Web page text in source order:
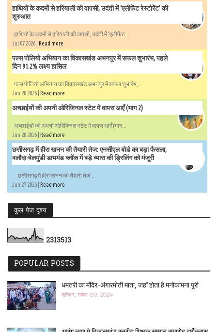
हाथियों के कदमों से हरियाली की वापसी, उदंती में ‘एलीफेंट रेस्टोरेंट’ की
शुरुआत
हाथियों के कदमों से हरियाली की वापसी, उदंती में ‘एलीफेंट...
Jul 07 2026 | Read more
पल्स पोलियो अभियान का विकासखंड अभनपुर में सफल शुभारंभ, पहले
दिन 91.2% लक्ष्य हासिल
पल्स पोलियो अभियान का विकासखंड अभनपुर में सफल शुभारंभ,...
Jun 28 2026 | Read more
अच्छाईयों की अपनी ओरिजिनल स्टेट में वापस आएँ (भाग 2)
अच्छाईयों की अपनी ओरिजिनल स्टेट में वापस आएँ (भाग...
Jun 28 2026 | Read more
छत्तीसगढ़ में हीरा खनन की तैयारी तेज: एनसीएल बोर्ड का बड़ा फैसला,
बलौदा-बेलमुंडी डायमंड ब्लॉक में बड़े व्यास की ड्रिलिंग को मंजूरी
छत्तीसगढ़ में हीरा खनन की तैयारी तेज:...
Jun 27 2026 | Read more
कुल पेज दृश्य
2313513
POPULAR POSTS
धमतरी का मंदिर-अंगारमोती माता, जहाँ होता है मनोकामना पूरी
शनिवार, नवंबर 09, 2024